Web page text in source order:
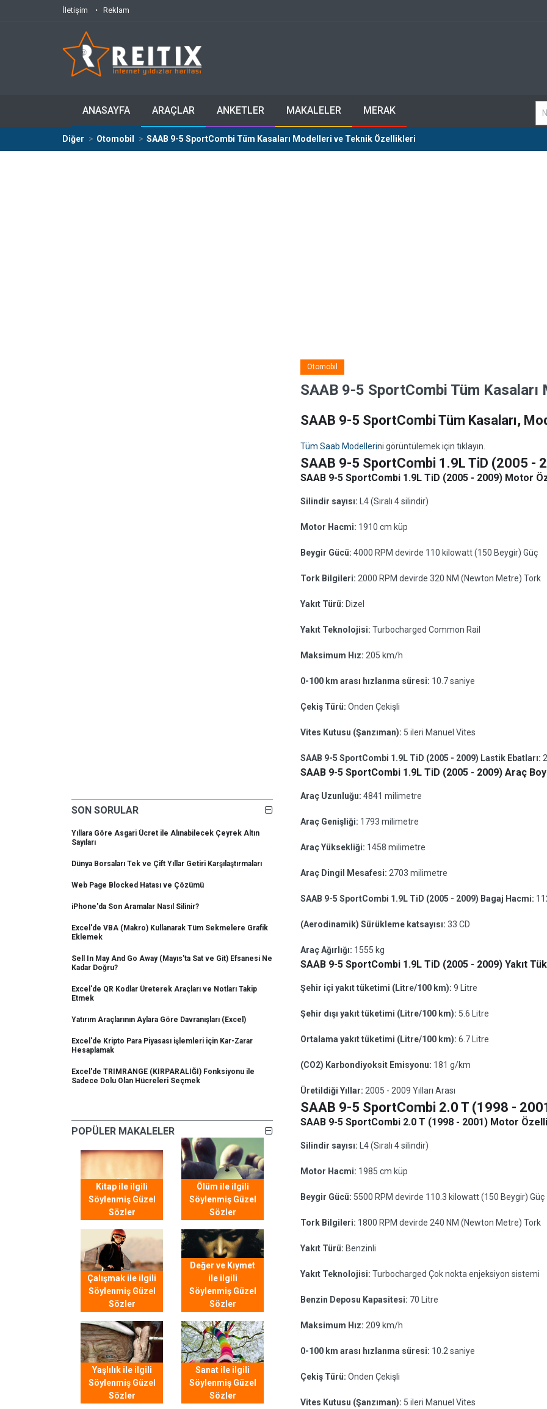
İletişim Reklam
ANASAYFA ARAÇLAR ANKETLER MAKALELER MERAK
Diğer Otomobil SAAB 9-5 SportCombi Tüm Kasaları Modelleri ve Teknik Özellikleri
SON SORULAR
Yıllara Göre Asgari Ücret ile Alınabilecek Çeyrek Altın
Sayıları
Dünya Borsaları Tek ve Çift Yıllar Getiri Karşılaştırmaları
Web Page Blocked Hatası ve Çözümü
iPhone'da Son Aramalar Nasıl Silinir?
Excel'de VBA (Makro) Kullanarak Tüm Sekmelere Grafik
Eklemek
Sell In May And Go Away (Mayıs'ta Sat ve Git) Efsanesi Ne
Kadar Doğru?
Excel'de QR Kodlar Üreterek Araçları ve Notları Takip
Etmek
Yatırım Araçlarının Aylara Göre Davranışları (Excel)
Excel'de Kripto Para Piyasası işlemleri için Kar-Zarar
Hesaplamak
Excel'de TRIMRANGE (KIRPARALIĞI) Fonksiyonu ile
Sadece Dolu Olan Hücreleri Seçmek
POPÜLER MAKALELER
Kitap ile ilgili
Söylenmiş Güzel
Sözler
Ölüm ile ilgili
Söylenmiş Güzel
Sözler
Çalışmak ile ilgili
Söylenmiş Güzel
Sözler
Değer ve Kıymet
ile ilgili
Söylenmiş Güzel
Sözler
Yaşlılık ile ilgili
Söylenmiş Güzel
Sözler
Sanat ile ilgili
Söylenmiş Güzel
Sözler
Otomobil
SAAB 9-5 SportCombi Tüm
SAAB 9-5 SportCombi Tüm Kasaları,
Tüm Saab Modellerini görüntülemek için tıklayın.
SAAB 9-5 SportCombi 1.9L TiD (2005 -
SAAB 9-5 SportCombi 1.9L TiD (2005 - 2009) Motor
Silindir sayısı: L4 (Sıralı 4 silindir)
Motor Hacmi: 1910 cm küp
Beygir Gücü: 4000 RPM devirde 110 kilowatt (150 Beygir) Güç
Tork Bilgileri: 2000 RPM devirde 320 NM (Newton Metre) Tork
Yakıt Türü: Dizel
Yakıt Teknolojisi: Turbocharged Common Rail
Maksimum Hız: 205 km/h
0-100 km arası hızlanma süresi: 10.7 saniye
Çekiş Türü: Önden Çekişli
Vites Kutusu (Şanzıman): 5 ileri Manuel Vites
SAAB 9-5 SportCombi 1.9L TiD (2005 - 2009) Lastik Ebatları:
SAAB 9-5 SportCombi 1.9L TiD (2005 - 2009) Araç
Araç Uzunluğu: 4841 milimetre
Araç Genişliği: 1793 milimetre
Araç Yüksekliği: 1458 milimetre
Araç Dingil Mesafesi: 2703 milimetre
SAAB 9-5 SportCombi 1.9L TiD (2005 - 2009) Bagaj Hacmi:
(Aerodinamik) Sürükleme katsayısı: 33 CD
Araç Ağırlığı: 1555 kg
SAAB 9-5 SportCombi 1.9L TiD (2005 - 2009) Yakıt
Şehir içi yakıt tüketimi (Litre/100 km): 9 Litre
Şehir dışı yakıt tüketimi (Litre/100 km): 5.6 Litre
Ortalama yakıt tüketimi (Litre/100 km): 6.7 Litre
(CO2) Karbondiyoksit Emisyonu: 181 g/km
Üretildiği Yıllar: 2005 - 2009 Yılları Arası
SAAB 9-5 SportCombi 2.0 T (1998 -
SAAB 9-5 SportCombi 2.0 T (1998 - 2001) Motor
Silindir sayısı: L4 (Sıralı 4 silindir)
Motor Hacmi: 1985 cm küp
Beygir Gücü: 5500 RPM devirde 110.3 kilowatt (150 Beygir) Güç
Tork Bilgileri: 1800 RPM devirde 240 NM (Newton Metre) Tork
Yakıt Türü: Benzinli
Yakıt Teknolojisi: Turbocharged Çok nokta enjeksiyon sistemi
Benzin Deposu Kapasitesi: 70 Litre
Maksimum Hız: 209 km/h
0-100 km arası hızlanma süresi: 10.2 saniye
Çekiş Türü: Önden Çekişli
Vites Kutusu (Şanzıman): 5 ileri Manuel Vites